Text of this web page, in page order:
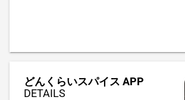
どんくらいスパイス APP
DETAILS